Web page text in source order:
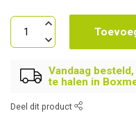
Vandaag
te halen in
Deel dit product